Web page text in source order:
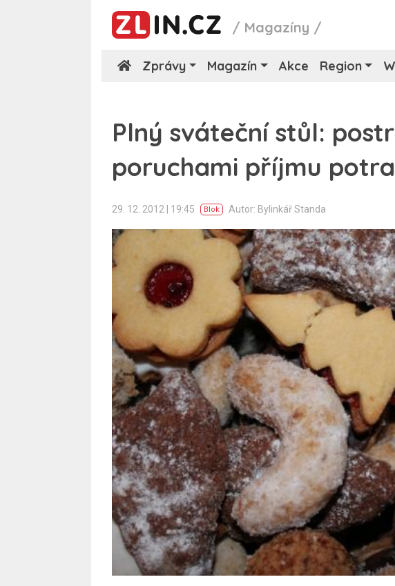
/ Magazíny /
Zprávy Magazín Akce Region
Plný sváteční stůl:
poruchami příjmu
29. 12. 2012 | 19:45 Blok Autor: Bylinkář Standa